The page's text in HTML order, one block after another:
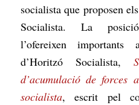
socialista que proposen
Socialista. La
l’ofereixen importants
d’Horitzó Socialista,
d’acumulació de forces
socialista, escrit pel